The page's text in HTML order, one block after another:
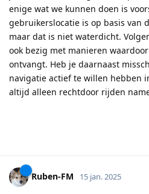
enige wat we kunnen doen is
gebruikerslocatie is op basis van
maar dat is niet waterdicht.
ook bezig met manieren
ontvangt. Heb je daarnaast
navigatie actief te willen hebben
altijd alleen rechtdoor rijden
Ruben-FM 15 jan. 2025